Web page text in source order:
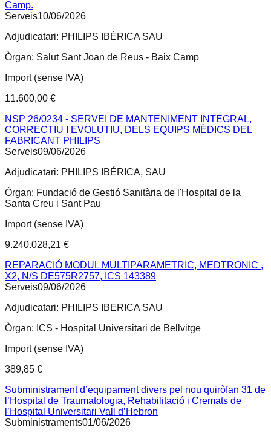
Camp.
Serveis10/06/2026
Adjudicatari: PHILIPS IBÉRICA SAU
Òrgan: Salut Sant Joan de Reus - Baix Camp
Import (sense IVA)
11.600,00 €
NSP 26/0234 - SERVEI DE MANTENIMENT INTEGRAL,
CORRECTIU I EVOLUTIU, DELS EQUIPS MÈDICS DEL
FABRICANT PHILIPS
Serveis09/06/2026
Adjudicatari: PHILIPS IBÉRICA, SAU
Òrgan: Fundació de Gestió Sanitària de l'Hospital de la
Santa Creu i Sant Pau
Import (sense IVA)
9.240.028,21 €
REPARACIÓ MODUL MULTIPARAMETRIC, MEDTRONIC ,
X2, N/S DE575R2757, ICS 143389
Serveis09/06/2026
Adjudicatari: PHILIPS IBERICA SAU
Òrgan: ICS - Hospital Universitari de Bellvitge
Import (sense IVA)
389,85 €
Subministrament d’equipament divers pel nou quiròfan 31 de
l’Hospital de Traumatologia, Rehabilitació i Cremats de
l’Hospital Universitari Vall d’Hebron
Subministraments01/06/2026